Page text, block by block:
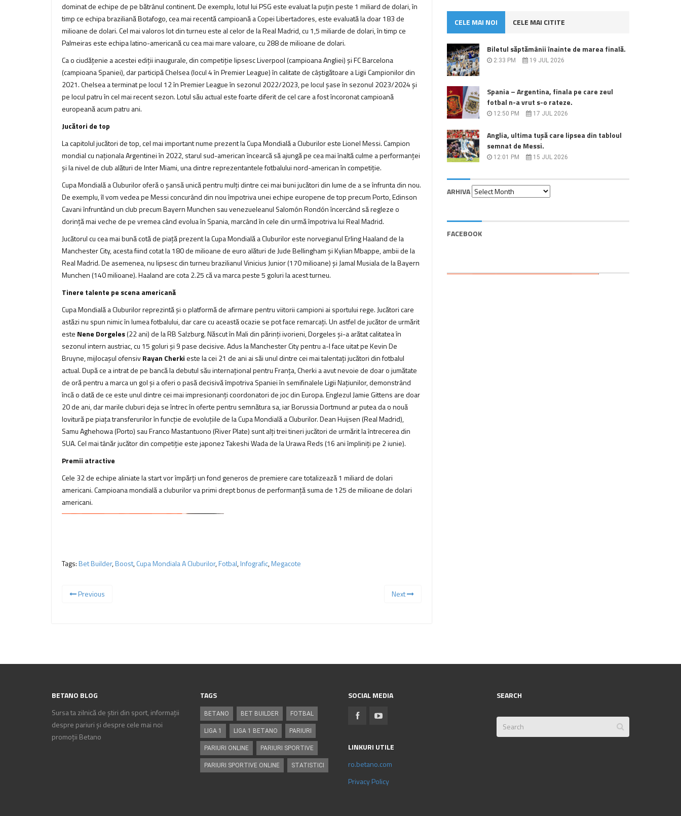
dominat de echipe de pe bătrânul continent. De exemplu, lotul lui PSG este evaluat la puțin peste 1 miliard de dolari, în
timp ce echipa braziliană Botafogo, cea mai recentă campioană a Copei Libertadores, este evaluată la doar 183 de
milioane de dolari. Cel mai valoros lot din turneu este al celor de la Real Madrid, cu 1,5 miliarde de dolari, în timp ce
Palmeiras este echipa latino-americană cu cea mai mare valoare, cu 288 de milioane de dolari.
Ca o ciudățenie a acestei ediții inaugurale, din competiție lipsesc Liverpool (campioana Angliei) și FC Barcelona
(campioana Spaniei), dar participă Chelsea (locul 4 în Premier League) în calitate de câștigătoare a Ligii Campionilor din
2021. Chelsea a terminat pe locul 12 în Premier League în sezonul 2022/2023, pe locul șase în sezonul 2023/2024 și
pe locul patru în cel mai recent sezon. Lotul său actual este foarte diferit de cel care a fost încoronat campioană
europeană acum patru ani.
Jucători de top
La capitolul jucători de top, cel mai important nume prezent la Cupa Mondială a Cluburilor este Lionel Messi. Campion
mondial cu naționala Argentinei în 2022, starul sud-american încearcă să ajungă pe cea mai înaltă culme a performanței
și la nivel de club alături de Inter Miami, una dintre reprezentantele fotbalului nord-american în competiție.
Cupa Mondială a Cluburilor oferă o șansă unică pentru mulți dintre cei mai buni jucători din lume de a se înfrunta din nou.
De exemplu, îl vom vedea pe Messi concurând din nou împotriva unei echipe europene de top precum Porto, Edinson
Cavani înfruntând un club precum Bayern Munchen sau venezueleanul Salomón Rondón încercând să regleze o
dorință mai veche de pe vremea când evolua în Spania, marcând în cele din urmă împotriva lui Real Madrid.
Jucătorul cu cea mai bună cotă de piață prezent la Cupa Mondială a Cluburilor este norvegianul Erling Haaland de la
Manchester City, acesta fiind cotat la 180 de milioane de euro alături de Jude Bellingham și Kylian Mbappe, ambii de la
Real Madrid. De asemenea, nu lipsesc din turneu brazilianul Vinicius Junior (170 milioane) și Jamal Musiala de la Bayern
Munchen (140 milioane). Haaland are cota 2.25 că va marca peste 5 goluri la acest turneu.
Tinere talente pe scena americană
Cupa Mondială a Cluburilor reprezintă și o platformă de afirmare pentru viitorii campioni ai sportului rege. Jucători care
astăzi nu spun nimic în lumea fotbalului, dar care cu această ocazie se pot face remarcați. Un astfel de jucător de urmărit
este Nene Dorgeles(22 ani) de la RB Salzburg. Născut în Mali din părinți ivorieni, Dorgeles și-a arătat calitatea în
sezonul intern austriac, cu 15 goluri și 9 pase decisive. Adus la Manchester City pentru a-l face uitat pe Kevin De
Bruyne, mijlocașul ofensivRayan Cherki este la cei 21 de ani ai săi unul dintre cei mai talentați jucători din fotbalul
actual. După ce a intrat de pe bancă la debutul său internațional pentru Franța, Cherki a avut nevoie de doar o jumătate
de oră pentru a marca un gol și a oferi o pasă decisivă împotriva Spaniei în semifinalele Ligii Națiunilor, demonstrând
încă o dată de ce este unul dintre cei mai impresionanți coordonatori de joc din Europa. Englezul Jamie Gittens are doar
20 de ani, dar marile cluburi deja se întrec în oferte pentru semnătura sa, iar Borussia Dortmund ar putea da o nouă
lovitură pe piața transferurilor în funcție de evoluțiile de la Cupa Mondială a Cluburilor. Dean Huijsen (Real Madrid),
Samu Aghehowa (Porto) sau Franco Mastantuono (River Plate) sunt alți trei tineri jucători de urmărit la întrecerea din
SUA. Cel mai tânăr jucător din competiție este japonez Takeshi Wada de la Urawa Reds (16 ani împliniți pe 2 iunie).
Premii atractive
Cele 32 de echipe aliniate la start vor împărți un fond generos de premiere care totalizează 1 miliard de dolari
americani. Campioana mondială a cluburilor va primi drept bonus de performanță suma de 125 de milioane de dolari
americani.
Tags:Bet Builder,Boost,Cupa Mondiala A Cluburilor,Fotbal,Infografic,Megacote
Previous Next
CELE MAI NOI CELE MAI CITITE
Biletul săptămânii înainte de marea finală.
2:33 PM 19 JUL 2026
Spania – Argentina, finala pe care zeul
fotbal n-a vrut s-o rateze.
12:50 PM 17 JUL 2026
Anglia, ultima tușă care lipsea din tabloul
semnat de Messi.
12:01 PM 15 JUL 2026
ARHIVA
Arhiva
FACEBOOK
BETANO BLOG
Sursa ta zilnică de știri din sport, informații
despre pariuri și despre cele mai noi
promoții Betano
TAGS
BETANO BET BUILDER FOTBAL
LIGA 1 LIGA 1 BETANO PARIURI
PARIURI ONLINE PARIURI SPORTIVE
PARIURI SPORTIVE ONLINE STATISTICI
SOCIAL MEDIA SEARCH
LINKURI UTILE
ro.betano.com
Privacy Policy